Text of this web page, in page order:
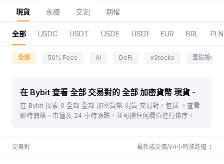
現貨 永續 交割 期權
全部 USDC USDT USDE USD1 EUR BRL PLN
全部 50% Fees AI DeFi xStocks 風險投資區
在 Bybit 查看 全部 交易對的 全部 加密貨幣 現貨 -
在 Bybit 探索 0 全部 全部 加密貨幣 現貨 交易對，包括 。查看
即時價格、市值及 24 小時漲跌，並可按任何欄位進行排序。
交易對 最新成交價/24小時漲跌幅